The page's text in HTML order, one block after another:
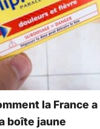
la France
boîte jaune